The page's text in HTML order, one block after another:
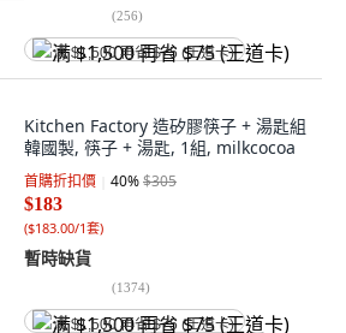
(256)
满 $1,500 再省 $75 (王道卡)
Kitchen Factory 造矽膠筷子 + 湯匙組
韓國製, 筷子 + 湯匙, 1組, milkcocoa
首購折扣價 40%$305
$183
($183.00/1套)
暫時缺貨
(1374)
满 $1,500 再省 $75 (王道卡)